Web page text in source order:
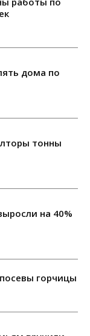
дома по
тонны
на 40%
горчицы